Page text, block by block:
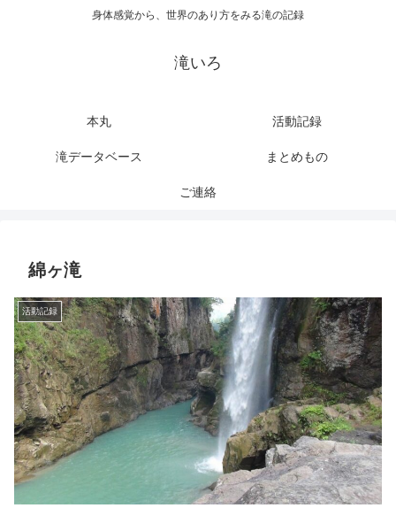
身体感覚から、世界のあり方をみる滝の記録
滝いろ
本丸 活動記録
滝データベース まとめもの
ご連絡
綿ヶ滝
活動記録